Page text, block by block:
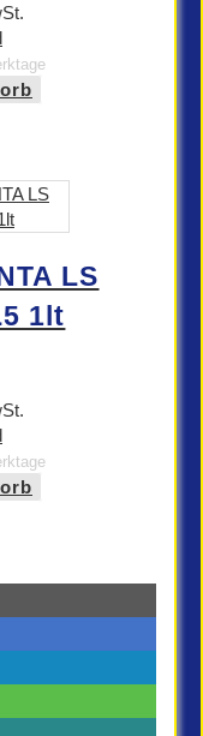
LS
1lt